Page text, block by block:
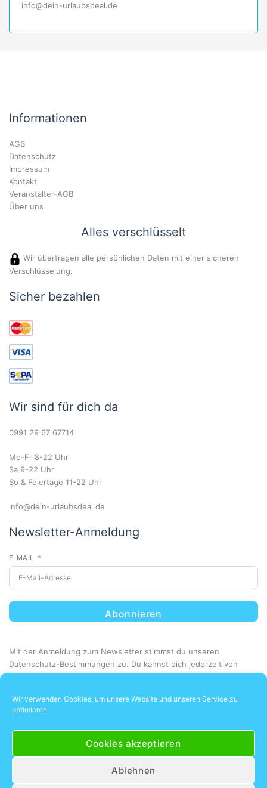
Wir verwenden Cookies, um unsere Website und unseren Service zu
optimieren.
Cookies akzeptieren
Ablehnen
info@dein-urlaubsdeal.de
Informationen
AGB
Datenschutz
Impressum
Kontakt
Veranstalter-AGB
Über uns
Alles verschlüsselt
Wir übertragen alle persönlichen Daten mit einer sicheren
Verschlüsselung.
Sicher bezahlen
Wir sind für dich da
0991 29 67 67714
Mo-Fr 8-22 Uhr
Sa 9-22 Uhr
So & Feiertage 11-22 Uhr
info@dein-urlaubsdeal.de
Unsere Kunden lieben uns
Newsletter-Anmeldung
E-MAIL
Abonnieren
Mit der Anmeldung zum Newsletter stimmst du unseren
Datenschutz-Bestimmungen zu. Du kannst dich jederzeit von